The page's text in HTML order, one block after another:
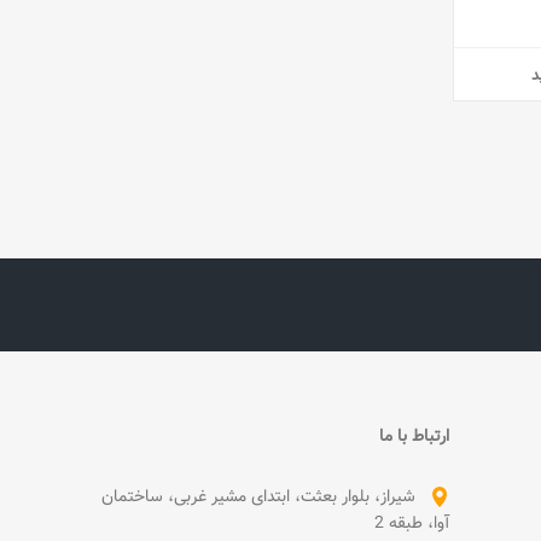
ارتباط با ما
شیراز، بلوار بعثت، ابتدای مشیر غربی، ساختمان
آوا، طبقه 2